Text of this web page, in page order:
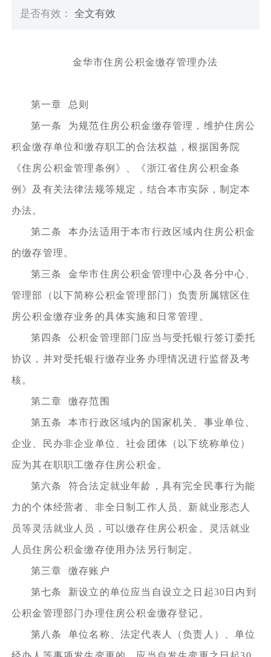
是否有效：全文有效
金华市住房公积金缴存管理办法
第一章 总则
第一条 为规范住房公积金缴存管理，维护住房公
积金缴存单位和缴存职工的合法权益，根据国务院
《住房公积金管理条例》、《浙江省住房公积金条
例》及有关法律法规等规定，结合本市实际，制定本
办法。
第二条 本办法适用于本市行政区域内住房公积金
的缴存管理。
第三条 金华市住房公积金管理中心及各分中心、
管理部（以下简称公积金管理部门）负责所属辖区住
房公积金缴存业务的具体实施和日常管理。
第四条 公积金管理部门应当与受托银行签订委托
协议，并对受托银行缴存业务办理情况进行监督及考
核。
第二章 缴存范围
第五条 本市行政区域内的国家机关、事业单位、
企业、民办非企业单位、社会团体（以下统称单位）
应为其在职职工缴存住房公积金。
第六条 符合法定就业年龄，具有完全民事行为能
力的个体经营者、非全日制工作人员、新就业形态人
员等灵活就业人员，可以缴存住房公积金。灵活就业
人员住房公积金缴存使用办法另行制定。
第三章 缴存账户
第七条 新设立的单位应当自设立之日起30日内到
公积金管理部门办理住房公积金缴存登记。
第八条 单位名称、法定代表人（负责人）、单位